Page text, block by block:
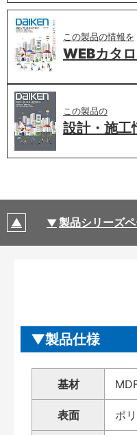
この製品の情報を
WEBカタ
この製品の
設計・施工
製品シリーズ
製品仕様
基材
表面 ポ